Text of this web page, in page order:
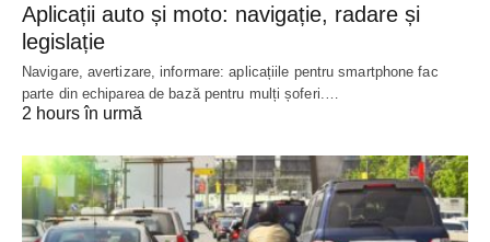
Aplicații auto și moto: navigație, radare și
legislație
Navigare, avertizare, informare: aplicațiile pentru smartphone fac
parte din echiparea de bază pentru mulți șoferi.…
2 hours în urmă